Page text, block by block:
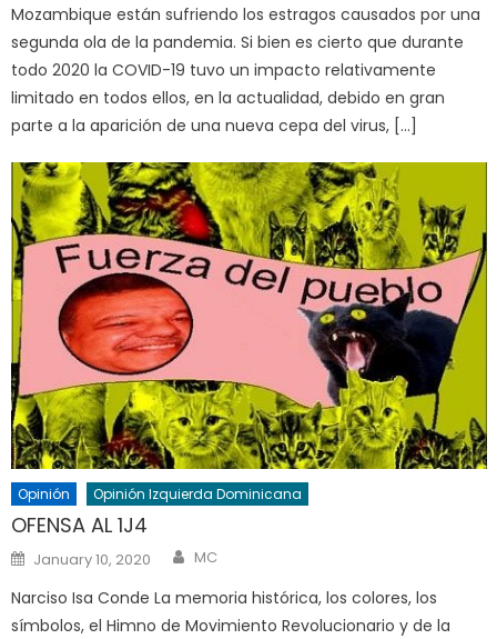
Mozambique están sufriendo los estragos causados por una
segunda ola de la pandemia. Si bien es cierto que durante
todo 2020 la COVID-19 tuvo un impacto relativamente
limitado en todos ellos, en la actualidad, debido en gran
parte a la aparición de una nueva cepa del virus, […]
Opinión Opinión Izquierda Dominicana
OFENSA AL 1J4
Posted
on
January 10, 2020 Author
MC
Narciso Isa Conde La memoria histórica, los colores, los
símbolos, el Himno de Movimiento Revolucionario y de la